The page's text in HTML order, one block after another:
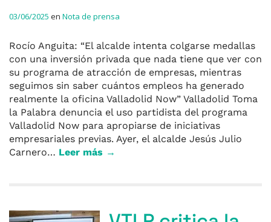
03/06/2025 en Nota de prensa
Rocío Anguita: “El alcalde intenta colgarse medallas
con una inversión privada que nada tiene que ver con
su programa de atracción de empresas, mientras
seguimos sin saber cuántos empleos ha generado
realmente la oficina Valladolid Now” Valladolid Toma
la Palabra denuncia el uso partidista del programa
Valladolid Now para apropiarse de iniciativas
empresariales previas. Ayer, el alcalde Jesús Julio
Carnero… Leer más →